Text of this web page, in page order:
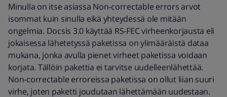
Minulla on itse asiassa Non-correctable errors arvot
isommat kuin sinulla eikä yhteydessä ole mitään
ongelmia. Docsis 3.0 käyttää RS-FEC virheenkorjausta eli
jokaisessa lähetetyssä paketissa on ylimääräistä dataa
mukana, jonka avulla pienet virheet paketissa voidaan
korjata. Tällöin pakettia ei tarvitse uudelleenlähettää.
Non-correctable erroreissa paketissa on ollut liian suuri
virhe, joten paketti joudutaan lähettämään uudestaan.